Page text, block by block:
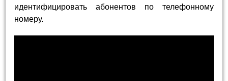
идентифицировать абонентов по телефонному
номеру.